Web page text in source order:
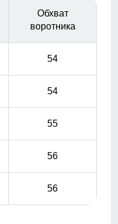
Обхват
воротника
54
54
55
56
56